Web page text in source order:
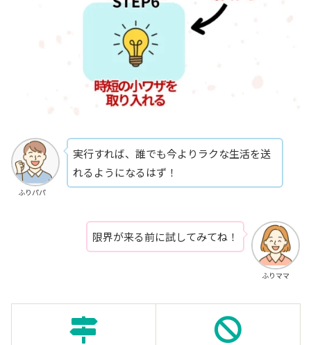
ふりパパ
実行すれば、誰でも今よりラクな生活を送
れるようになるはず！
ふりママ
限界が来る前に試してみてね！